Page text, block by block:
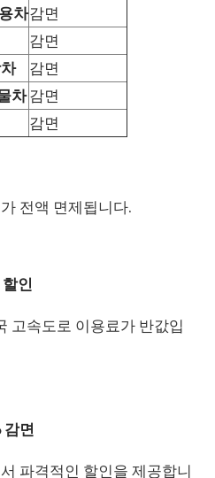
차감면
감면
감면
차감면
감면
전액 면제됩니다.
인
고속도로 이용료가 반값입
면
파격적인 할인을 제공합니